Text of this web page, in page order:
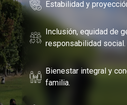
Estabilidad y
Inclusión, equidad de
responsabilidad social.
Bienestar integral y
familia.